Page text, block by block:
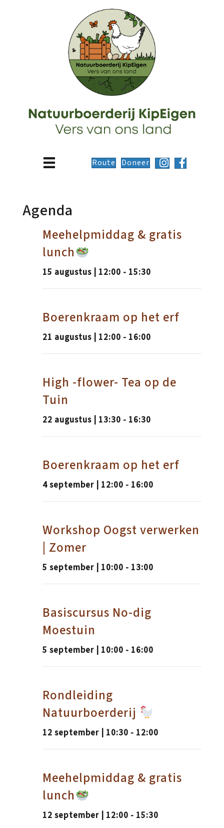
Route Doneer
Agenda
Meehelpmiddag & gratis
lunch
15 augustus | 12:00 - 15:30
Boerenkraam op het erf
21 augustus | 12:00 - 16:00
High -flower- Tea op de
Tuin
22 augustus | 13:30 - 16:30
Boerenkraam op het erf
4 september | 12:00 - 16:00
Workshop Oogst verwerken
| Zomer
5 september | 10:00 - 13:00
Basiscursus No-dig
Moestuin
5 september | 10:00 - 16:00
Rondleiding
Natuurboerderij
12 september | 10:30 - 12:00
Meehelpmiddag & gratis
lunch
12 september | 12:00 - 15:30